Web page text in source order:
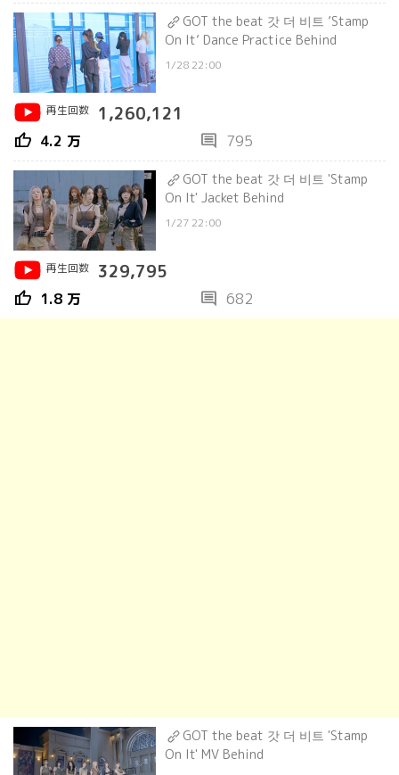
GOT the beat 갓 더 비트 ’Stamp
On It’ Dance Practice Behind
1/28 22:00
再生回数 1,260,121
thumb_up 4.2 万 comment 795
GOT the beat 갓 더 비트 'Stamp
On It' Jacket Behind
1/27 22:00
再生回数 329,795
thumb_up 1.8 万 comment 682
GOT the beat 갓 더 비트 'Stamp
On It' MV Behind